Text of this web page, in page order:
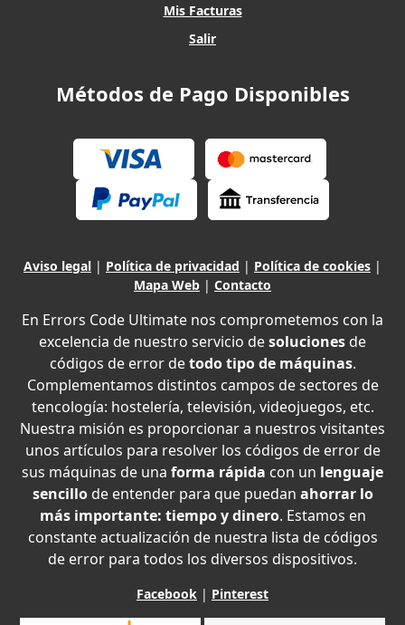
Mis Facturas
Salir
Métodos de Pago Disponibles
Aviso legal | Política de privacidad | Política de cookies |
Mapa Web | Contacto
En Errors Code Ultimate nos comprometemos con la
excelencia de nuestro servicio desoluciones de
códigos de error detodo tipo de máquinas.
Complementamos distintos campos de sectores de
tencología: hostelería, televisión, videojuegos, etc.
Nuestra misión es proporcionar a nuestros visitantes
unos artículos para resolver los códigos de error de
sus máquinas de una forma rápida con un lenguaje
sencillode entender para que puedan ahorrar lo
más importante: tiempo y dinero. Estamos en
constante actualización de nuestra lista de códigos
de error para todos los diversos dispositivos.
Facebook | Pinterest